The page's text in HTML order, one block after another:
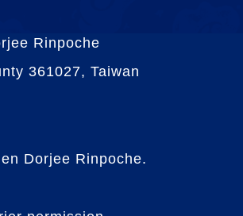
Rinpoche
361027, Taiwan
Dorjee Rinpoche.